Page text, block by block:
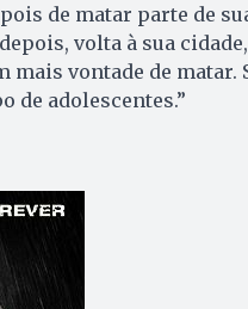
de matar parte de
volta à sua
mais vontade de matar.
de adolescentes.”